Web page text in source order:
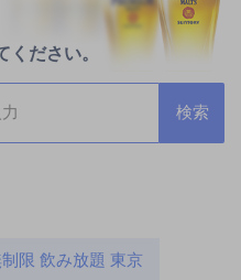
ださい。
限 飲み放題 東京